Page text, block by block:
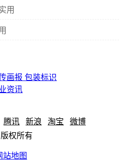
用
画报 包装标识
资讯
腾讯 新浪 淘宝
微博
权所有
站地图